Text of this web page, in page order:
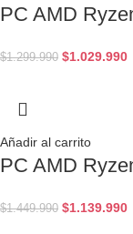
PC AMD
$1.299.990 $1.029.990
Añadir al carrito
PC AMD
$1.449.990 $1.139.990